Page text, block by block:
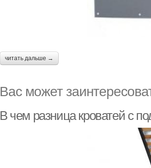
читать дальше →
Вас может
В чем разница кроватей с